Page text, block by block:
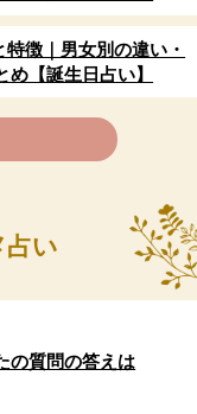
占い
の質問の答えは